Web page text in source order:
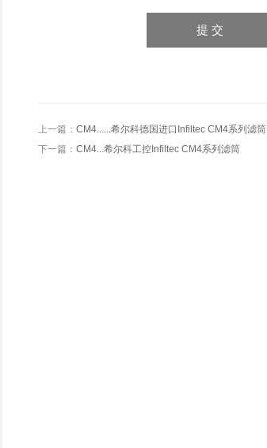
上一篇： CM4......希尔科德国进口Infiltec CM4系列滤筒
下一篇： CM4...希尔科工控Infiltec CM4系列滤筒